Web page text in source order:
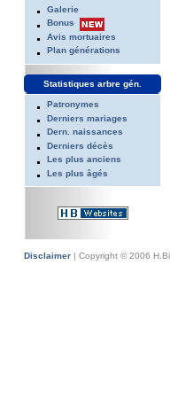
Galerie
Bonus
Avis mortuaires
Plan générations
Statistiques arbre gén.
Patronymes
Derniers mariages
Dern. naissances
Derniers décès
Les plus anciens
Les plus âgés
Disclaimer | Copyright © 2006